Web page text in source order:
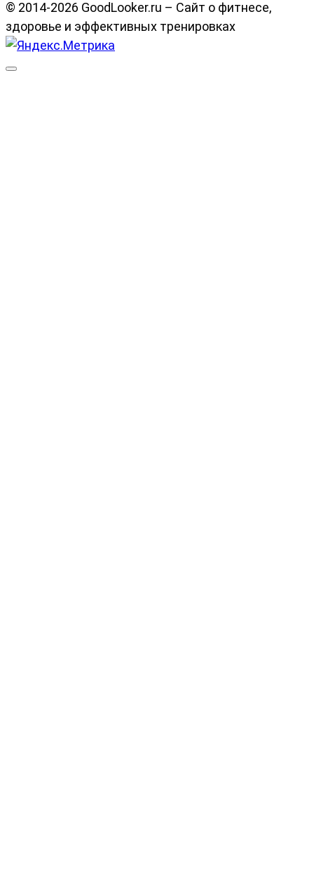
© 2014-2026 GoodLooker.ru – Сайт о фитнесе,
здоровье и эффективных тренировках